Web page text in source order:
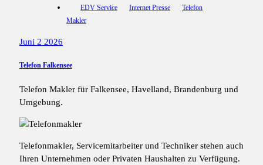
EDV Service Internet Presse
Telefon
Makler
Juni 2 2026
Telefon Falkensee
Telefon Makler für Falkensee, Havelland, Brandenburg und
Umgebung.
Telefonmakler, Servicemitarbeiter und Techniker stehen auch
Ihren Unternehmen oder Privaten Haushalten zu Verfügung.